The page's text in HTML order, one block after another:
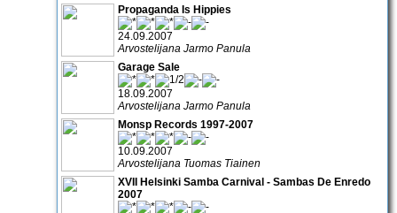
Propaganda Is Hippies
24.09.2007
Arvostelijana Jarmo Panula
Garage Sale
18.09.2007
Arvostelijana Jarmo Panula
Monsp Records 1997-2007
10.09.2007
Arvostelijana Tuomas Tiainen
XVII Helsinki Samba Carnival - Sambas De Enredo
2007